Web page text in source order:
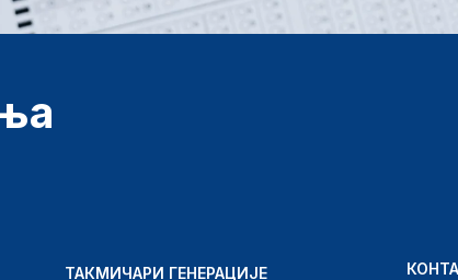
ТАКМИЧАРИ ГЕНЕРАЦИЈЕ